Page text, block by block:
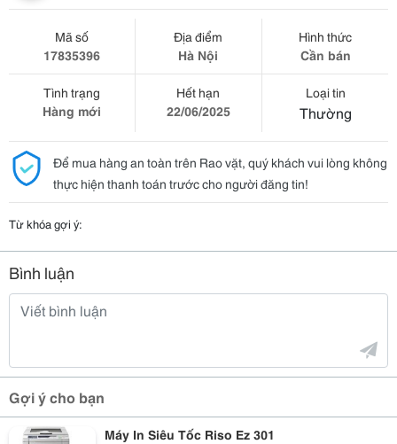
Mã số
17835396
Địa điểm
Hà Nội
Hình thức
Cần bán
Tình trạng
Hàng mới
Hết hạn
22/06/2025
Loại tin
Thường
Để mua hàng an toàn trên Rao vặt, quý khách vui lòng không
thực hiện thanh toán trước cho người đăng tin!
Từ khóa gợi ý:
Bình luận
Gợi ý cho bạn
Máy In Siêu Tốc Riso Ez 301